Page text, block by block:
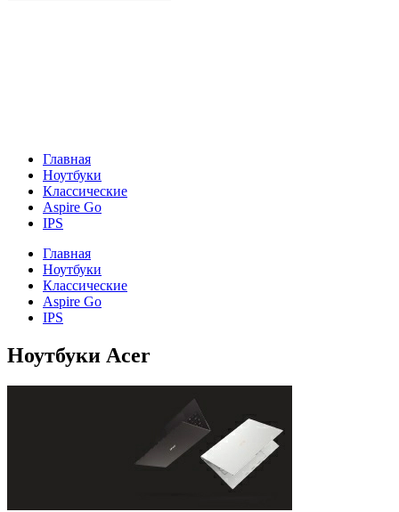
Главная
Ноутбуки
Классические
Aspire Go
IPS
Главная
Ноутбуки
Классические
Aspire Go
IPS
Ноутбуки Acer